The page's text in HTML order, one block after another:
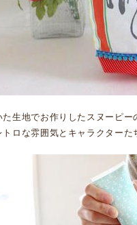
生地でお作りしたスヌーピー
ロな雰囲気とキャラクターた